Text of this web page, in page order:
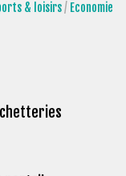
& loisirs/ Economie